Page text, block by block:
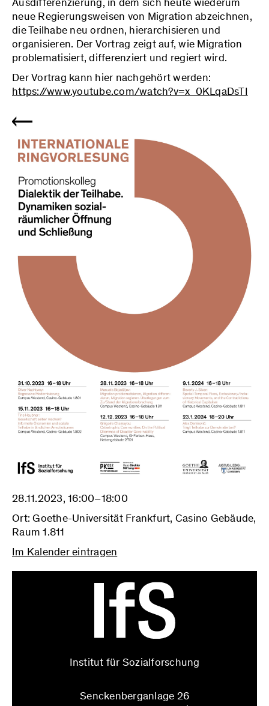
neue Regierungsweisen von Migration abzeichnen,
die Teilhabe neu ordnen, hierarchisieren und
organisieren. Der Vortrag zeigt auf, wie Migration
problematisiert, differenziert und regiert wird.
Der Vortrag kann hier nachgehört werden:
https://www.youtube.com/watch?v=x_0KLqaDsTI
28.11.2023, 16:00–18:00
Ort: Goethe-Universität Frankfurt, Casino Gebäude,
Raum 1.811
Im Kalender eintragen
Institut für Sozialforschung
Senckenberganlage 26